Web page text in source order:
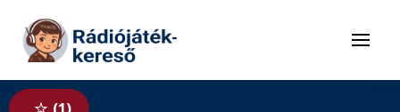
Tovább a tartalomhoz
Menü